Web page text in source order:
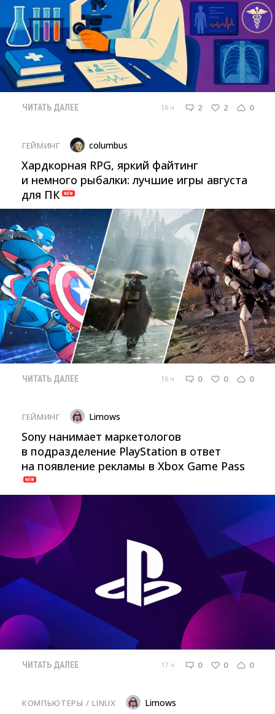
ЧИТАТЬ ДАЛЕЕ 16 ч 2 2 0
ГЕЙМИНГ columbus
Хардкорная RPG, яркий файтинг
и немного рыбалки: лучшие игры августа
для ПК
ЧИТАТЬ ДАЛЕЕ 16 ч 0 0 0
ГЕЙМИНГ Limows
Sony нанимает маркетологов
в подразделение PlayStation в ответ
на появление рекламы в Xbox Game Pass
ЧИТАТЬ ДАЛЕЕ 17 ч 0 0 0
КОМПЬЮТЕРЫ / LINUX Limows